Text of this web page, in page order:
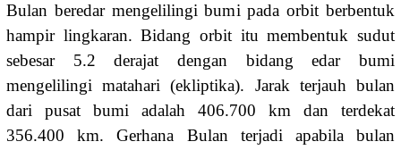
Bulan beredar mengelilingi bumi pada orbit berbentuk
hampir lingkaran. Bidang orbit itu membentuk sudut
sebesar 5.2 derajat dengan bidang edar bumi
mengelilingi matahari (ekliptika). Jarak terjauh bulan
dari pusat bumi adalah 406.700 km dan terdekat
356.400 km. Gerhana Bulan terjadi apabila bulan